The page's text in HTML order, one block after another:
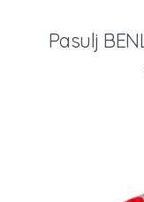
Pasulj